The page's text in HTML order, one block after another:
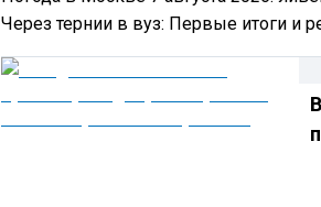
Через тернии в вуз: Первые итоги и